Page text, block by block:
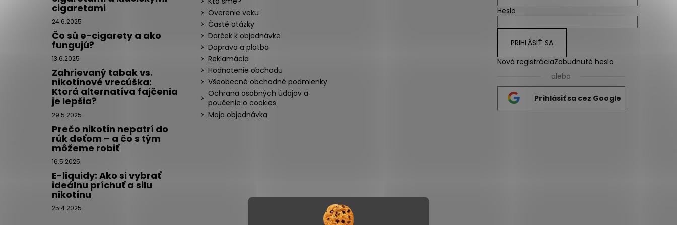
cigaretami
24.6.2025
Čo sú e-cigarety a ako
fungujú?
13.6.2025
Zahrievaný tabak vs.
nikotínové vrecúška:
Ktorá alternatíva fajčenia
je lepšia?
29.5.2025
Prečo nikotín nepatrí do
rúk deťom – a čo s tým
môžeme robiť
16.5.2025
E-liquidy: Ako si vybrať
ideálnu príchuť a silu
nikotínu
25.4.2025
Overenie veku
Časté otázky
Darček k objednávke
Doprava a platba
Reklamácia
Hodnotenie obchodu
Všeobecné obchodné podmienky
Ochrana osobných údajov a
poučenie o cookies
Moja objednávka
Heslo
PRIHLÁSIŤ SA
Nová registráciaZabudnuté heslo
alebo
Prihlásiť sa cez Google